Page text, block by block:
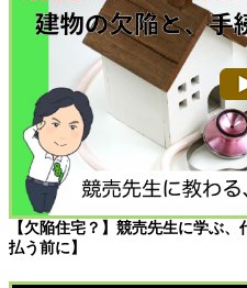
【欠陥住宅？】競売先生に学ぶ
払う前に】